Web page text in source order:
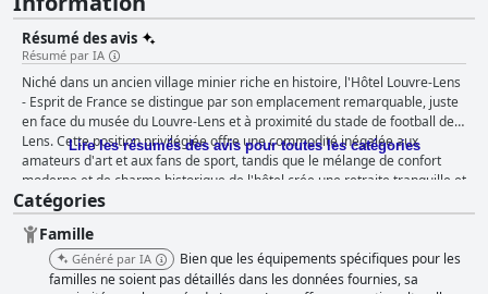
Résumé des avis
Résumé par IA
Niché dans un ancien village minier riche en histoire, l'Hôtel Louvre-Lens
- Esprit de France se distingue par son emplacement remarquable, juste
en face du musée du Louvre-Lens et à proximité du stade de football de
Lens. Cette position privilégiée offre une commodité inégalée aux
amateurs d'art et aux fans de sport, tandis que le mélange de confort
moderne et de charme historique de l'hôtel crée une retraite tranquille et
fascinante. Les clients ne cessent de louer le personnel accueillant et la
commodité supplémentaire du parking privé, ce qui en fait un excellent
point de départ pour explorer la culture et l'histoire de la région. L'un des
points forts de l'hôtel est l'expérience exceptionnelle du petit-déjeuner.
Les clients apprécient le buffet varié et copieux, qui comprend des
Lire les résumés des avis pour toutes les catégories
Catégories
Famille
Généré par IA
Bien que les équipements spécifiques pour les
familles ne soient pas détaillés dans les données fournies, sa